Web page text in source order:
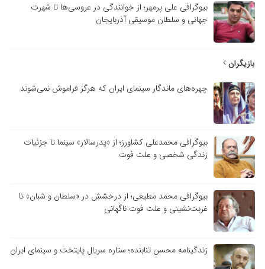
بیوگرافی علی پرمهر؛ از خوانندگی در عروسی‌ها تا شهرت
جهانی و سلطان موسیقی آذربایجان
بازیگران
چهره‌های ماندگار سینمای ایران که هرگز فراموش نمی‌شوند
بیوگرافی محمدعلی کشاورز؛ از «پدرسالار» سینما تا جزئیات
زندگی شخصی و علت فوت
بیوگرافی محمد مطیعی؛ از درخشش در «سلطان و شبان» تا
غربت‌نشینی و علت فوت ناگهانی
زندگینامه محسن تنابنده؛ ستاره سریال پایتخت و سینمای ایران